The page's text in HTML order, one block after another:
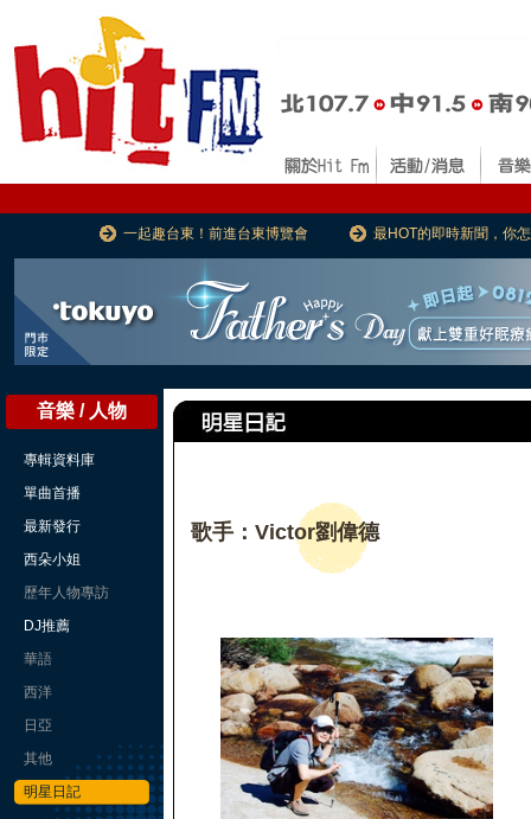
一起趣台東！前進台東博覽會 最HOT的即時新聞，你
音樂 / 人物
專輯資料庫
單曲首播
最新發行
西朵小姐
歷年人物專訪
DJ推薦
華語
西洋
日亞
其他
明星日記
歌手：Victor劉偉德